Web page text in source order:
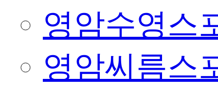
영암수영스
영암씨름스